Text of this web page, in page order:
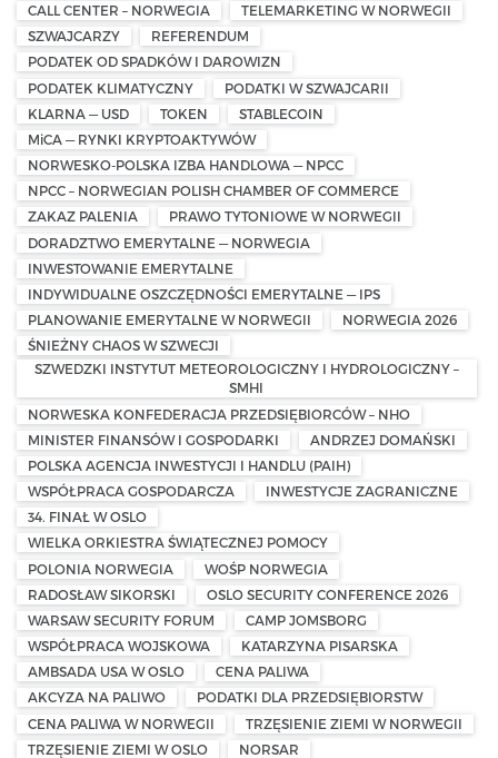
CALL CENTER – NORWEGIA
TELEMARKETING W NORWEGII
SZWAJCARZY
REFERENDUM
PODATEK OD SPADKÓW I DAROWIZN
PODATEK KLIMATYCZNY
PODATKI W SZWAJCARII
KLARNA — USD
TOKEN
STABLECOIN
MiCA — RYNKI KRYPTOAKTYWÓW
NORWESKO-POLSKA IZBA HANDLOWA — NPCC
NPCC – NORWEGIAN POLISH CHAMBER OF COMMERCE
ZAKAZ PALENIA
PRAWO TYTONIOWE W NORWEGII
DORADZTWO EMERYTALNE — NORWEGIA
INWESTOWANIE EMERYTALNE
INDYWIDUALNE OSZCZĘDNOŚCI EMERYTALNE — IPS
PLANOWANIE EMERYTALNE W NORWEGII
NORWEGIA 2026
ŚNIEŻNY CHAOS W SZWECJI
SZWEDZKI INSTYTUT METEOROLOGICZNY I HYDROLOGICZNY –
SMHI
NORWESKA KONFEDERACJA PRZEDSIĘBIORCÓW – NHO
MINISTER FINANSÓW I GOSPODARKI
ANDRZEJ DOMAŃSKI
POLSKA AGENCJA INWESTYCJI I HANDLU (PAIH)
WSPÓŁPRACA GOSPODARCZA
INWESTYCJE ZAGRANICZNE
34. FINAŁ W OSLO
WIELKA ORKIESTRA ŚWIĄTECZNEJ POMOCY
POLONIA NORWEGIA
WOŚP NORWEGIA
RADOSŁAW SIKORSKI
OSLO SECURITY CONFERENCE 2026
WARSAW SECURITY FORUM
CAMP JOMSBORG
WSPÓŁPRACA WOJSKOWA
KATARZYNA PISARSKA
AMBSADA USA W OSLO
CENA PALIWA
AKCYZA NA PALIWO
PODATKI DLA PRZEDSIĘBIORSTW
CENA PALIWA W NORWEGII
TRZĘSIENIE ZIEMI W NORWEGII
TRZĘSIENIE ZIEMI W OSLO
NORSAR